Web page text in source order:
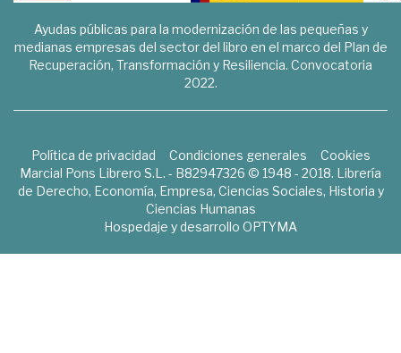
Ayudas públicas para la modernización de las pequeñas y
medianas empresas del sector del libro en el marco del Plan de
Recuperación, Transformación y Resiliencia. Convocatoria
2022.
Política de privacidad Condiciones generales
Cookies
Marcial Pons Librero S.L. - B82947326 © 1948 - 2018. Librería
de Derecho, Economía, Empresa, Ciencias Sociales, Historia y
Ciencias Humanas
Hospedaje y desarrollo OPTYMA